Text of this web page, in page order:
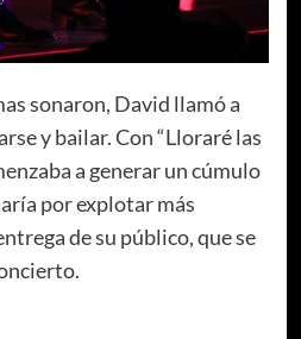
sonaron, David llamó a
y bailar. Con “Lloraré las
a generar un cúmulo
por explotar más
de su público, que se